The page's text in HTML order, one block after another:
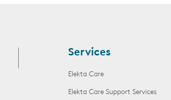
Services
Elekta Care
Elekta Care Support Services